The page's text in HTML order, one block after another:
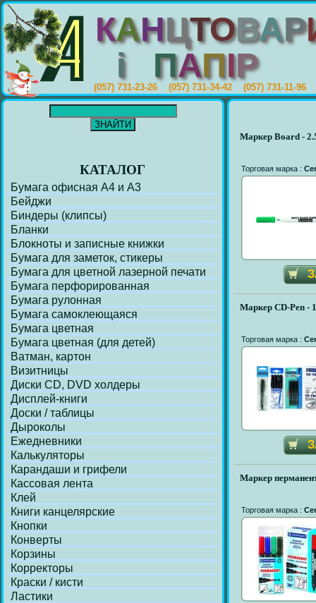
КАНЦТОВАР
i ПАПIР
(057) 731-23-26 (057) 731-34-42 (057) 731-11-96
КАТАЛОГ
Бумага офисная А4 и А3
Бейджи
Биндеры (клипсы)
Бланки
Блокноты и записные книжки
Бумага для заметок, стикеры
Бумага для цветной лазерной печати
Бумага перфорирoванная
Бумага рулонная
Бумага самоклеющаяся
Бумага цветная
Бумага цветная (для детей)
Ватман, картон
Визитницы
Диски СD, DVD холдеры
Дисплей-книги
Доски / таблицы
Дыроколы
Ежедневники
Калькуляторы
Карандаши и грифели
Кассовая лента
Клей
Книги канцелярские
Кнопки
Конверты
Корзины
Корректоры
Краски / кисти
Ластики
Маркер Board -
Торговая марка :
Маркер CD-Pen -
Торговая марка :
Маркер
Торговая марка :